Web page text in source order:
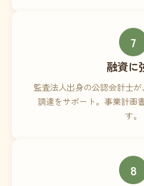
7
融資に
監査法人出身の公認会計士
調達をサポート。事業計画
す。
8